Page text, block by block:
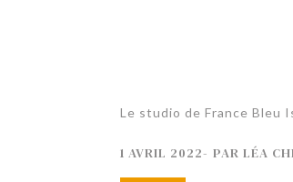
Le studio de France Bleu
1 AVRIL 2022- PARLÉA